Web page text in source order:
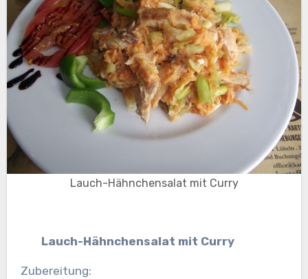
Lauch-Hähnchensalat mit Curry
Lauch-Hähnchensalat mit Curry
Zubereitung: